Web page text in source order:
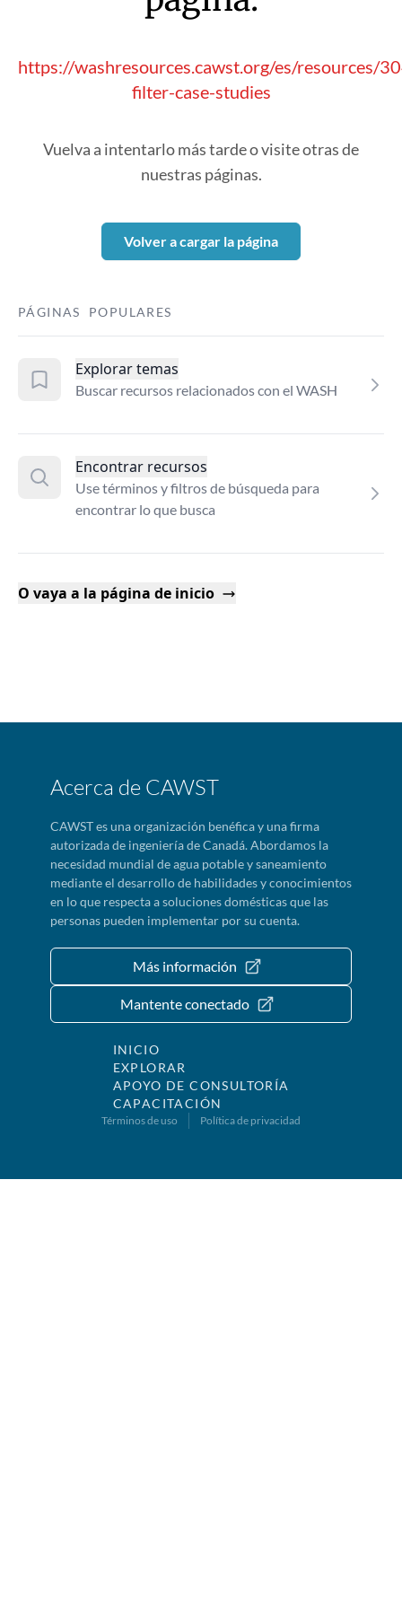
https://washresources.cawst.org/es/resources/
filter-case-studies
Vuelva a intentarlo más tarde o visite otras de
nuestras páginas.
Volver a cargar la página
PÁGINAS POPULARES
Explorar temas
Buscar recursos relacionados con el WASH
Encontrar recursos
Use términos y filtros de búsqueda para
encontrar lo que busca
O vaya a la página de inicio
Acerca de CAWST
CAWST es una organización benéfica y una firma
autorizada de ingeniería de Canadá. Abordamos la
necesidad mundial de agua potable y saneamiento
mediante el desarrollo de habilidades y conocimientos
en lo que respecta a soluciones domésticas que las
personas pueden implementar por su cuenta.
Más información
Mantente conectado
INICIO
EXPLORAR
APOYO DE CONSULTORÍA
CAPACITACIÓN
Términos de uso Política de privacidad